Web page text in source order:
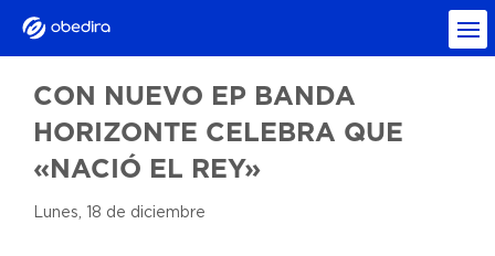
CON NUEVO EP BANDA
HORIZONTE CELEBRA QUE
«NACIÓ EL REY»
Lunes, 18 de diciembre